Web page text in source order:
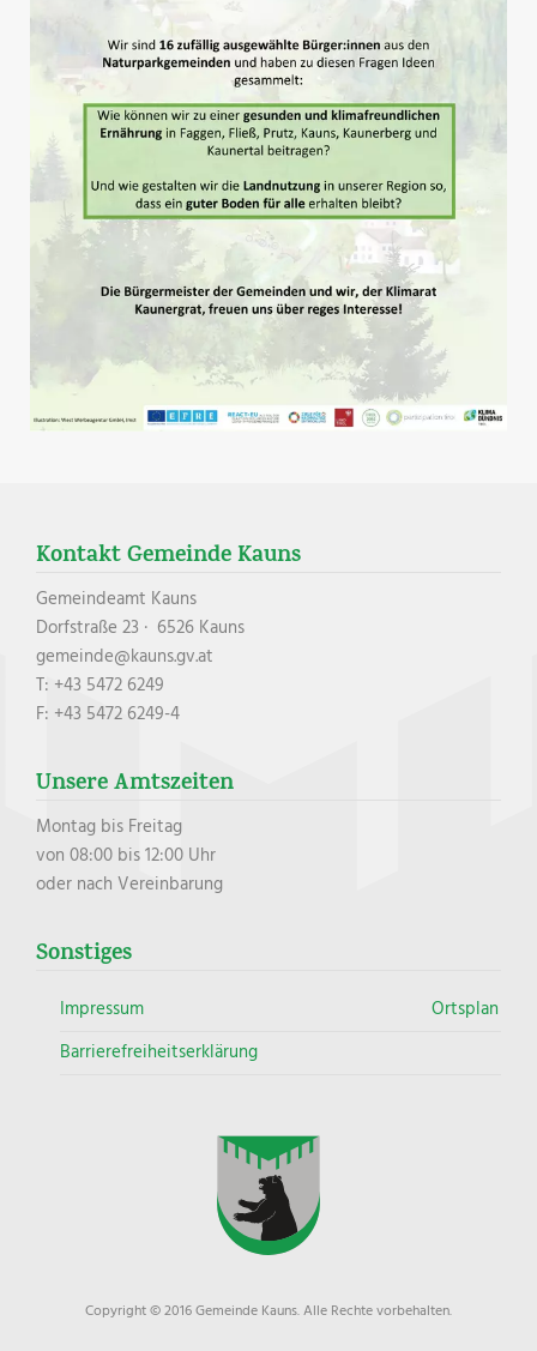
Kontakt Gemeinde Kauns
Gemeindeamt Kauns
Dorfstraße 23 · 6526 Kauns
gemeinde@kauns.gv.at
T: +43 5472 6249
F: +43 5472 6249-4
Unsere Amtszeiten
Montag bis Freitag
von 08:00 bis 12:00 Uhr
oder nach Vereinbarung
Sonstiges
Impressum
Ortsplan
Barrierefreiheitserklärung
Copyright © 2016 Gemeinde Kauns. Alle Rechte vorbehalten.